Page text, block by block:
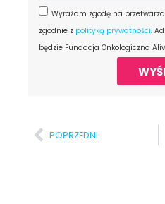
Wyrażam zgodę na
zgodnie z polityką prywatności.
będzie Fundacja Onkologiczna
POPRZEDNI